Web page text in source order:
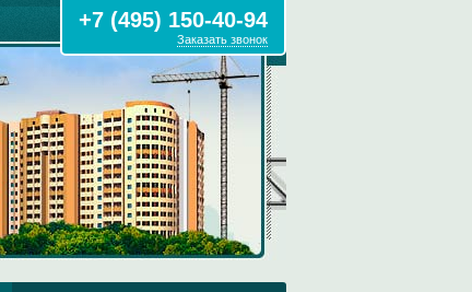
+7 (495) 150-40-94
Заказать звонок